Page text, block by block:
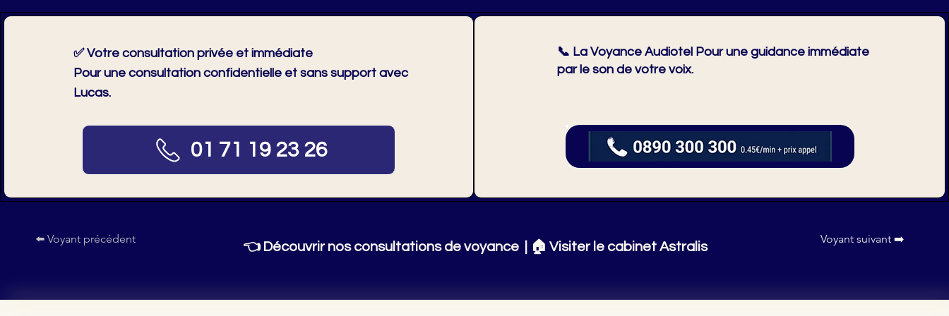
✅ Votre consultation privée et immédiate
Pour une consultation confidentielle et sans support avec
Lucas.
01 71 19 23 26
📞 La Voyance Audiotel Pour une guidance immédiate
par le son de votre voix.
⬅️ Voyant précédent
👈 Découvrir nos consultations de voyance | 🏠 Visiter le cabinet Astralis
Voyant suivant ➡️